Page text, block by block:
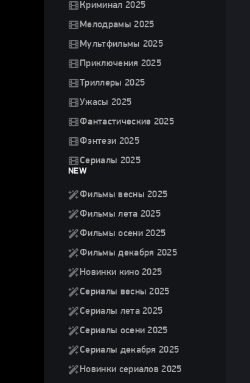
Криминал 2025
Мелодрамы 2025
Мультфильмы 2025
Приключения 2025
Триллеры 2025
Ужасы 2025
Фантастические 2025
Фэнтези 2025
Сериалы 2025
NEW
Фильмы весны 2025
Фильмы лета 2025
Фильмы осени 2025
Фильмы декабря 2025
Новинки кино 2025
Сериалы весны 2025
Сериалы лета 2025
Сериалы осени 2025
Сериалы декабря 2025
Новинки сериалов 2025